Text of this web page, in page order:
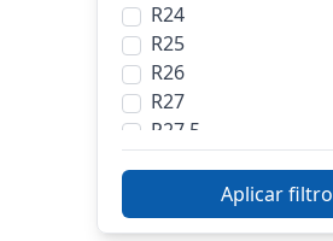
R24
R25
R26
R27
R27.5
R28
R700
Aplicar filtro